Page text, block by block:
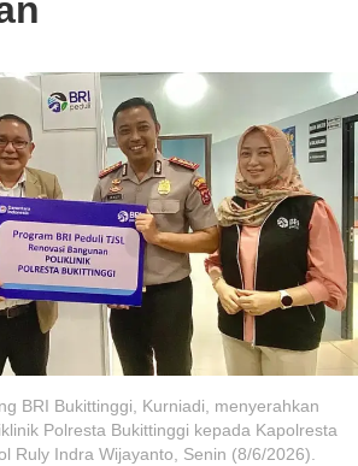
BRI Bukittinggi, Kurniadi, menyerahkan
Polresta Bukittinggi kepada Kapolresta
Ruly Indra Wijayanto, Senin (8/6/2026).